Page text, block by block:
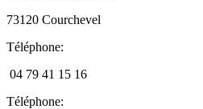
73120 Courchevel
Téléphone:
04 79 41 15 16
Téléphone: